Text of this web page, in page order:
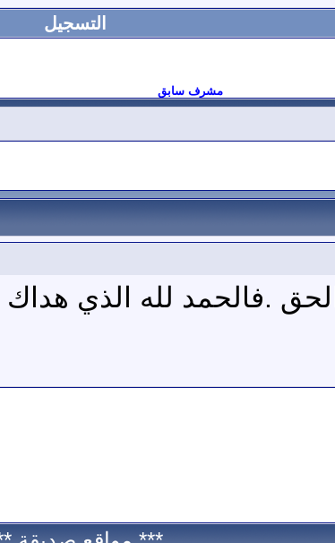
التسجيل
مشرف سابق
.فالحمد لله الذي هداك